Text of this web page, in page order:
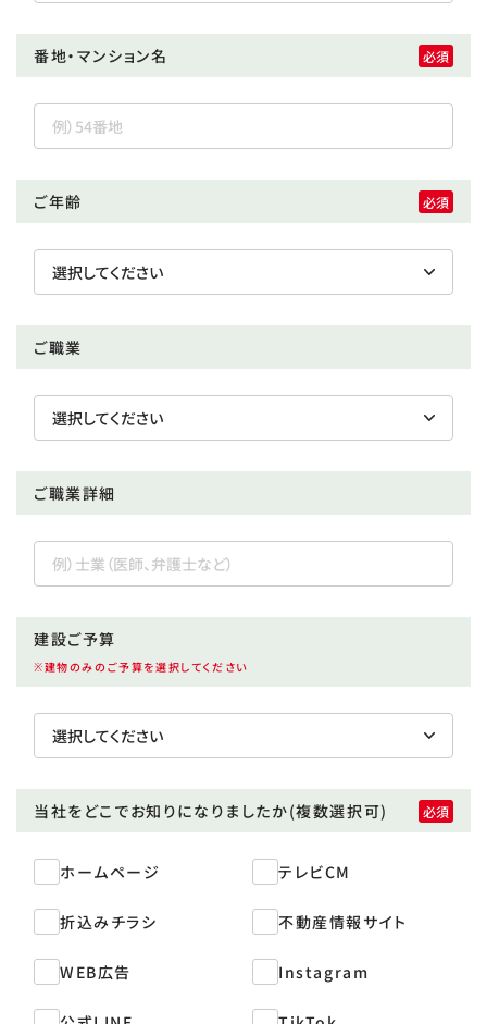
番地・マンション名
ご年齢
ご職業
ご職業詳細
建設ご予算
※建物のみのご予算を選択してください
当社をどこでお知りになりましたか(複数選択可)
ホームページ テレビCM
折込みチラシ 不動産情報サイト
WEB広告 Instagram